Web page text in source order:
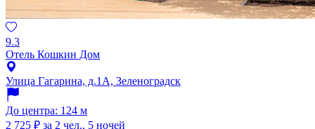
9.3
Отель Кошкин Дом
Улица Гагарина, д.1А, Зеленоградск
До центра: 124 м
2 725 ₽ за 2 чел., 5 ночей